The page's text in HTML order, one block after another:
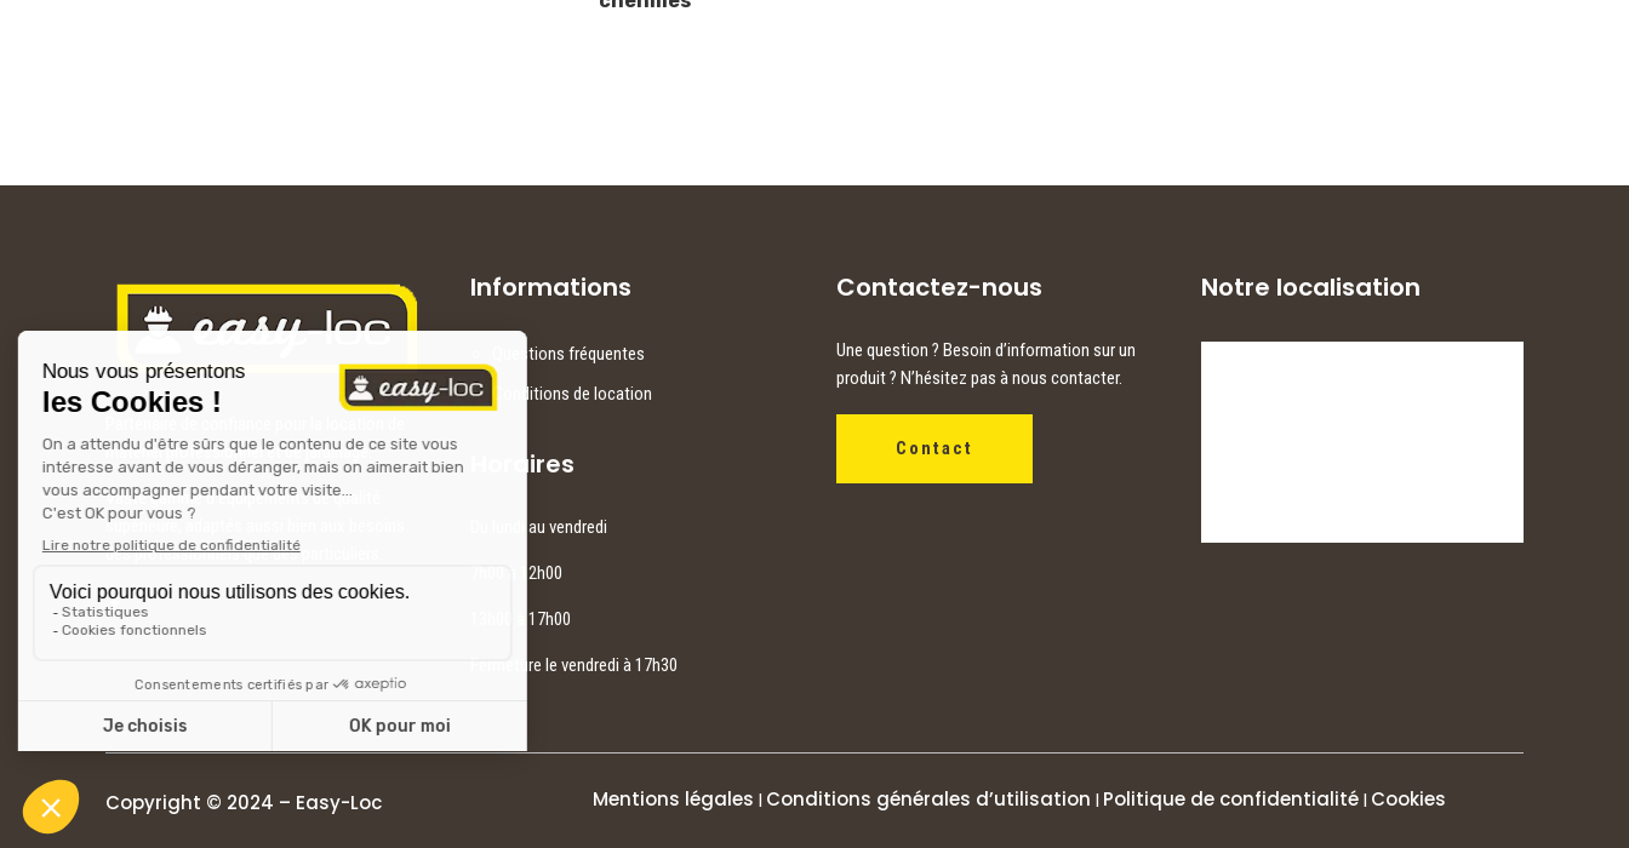
matériel professionnel et de jardinage.
Vaste gamme d’équipements de qualité
supérieure, adaptés aussi bien aux besoins
des professionnels que des particuliers.
Informations
Questions fréquentes
Conditions de location
Horaires
Du lundi au vendredi
7h00 à 12h00
13h00 à 17h00
Fermeture le vendredi à 17h30
Contactez-nous
Une question ? Besoin d’information sur un
produit ? N’hésitez pas à nous contacter.
Contact
Notre localisation
Copyright © 2024 – Easy-Loc Mentions légales | Conditions générales d’utilisation | Politique de confidentialité| Cookies